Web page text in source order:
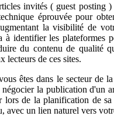
invités ( guest posting )
éprouvée pour
la visibilité de
à identifier les plateformes
du contenu de qualité
lecteurs de ces sites.
êtes dans le secteur de
négocier la publication d'un
lors de la planification de
avec un lien naturel vers